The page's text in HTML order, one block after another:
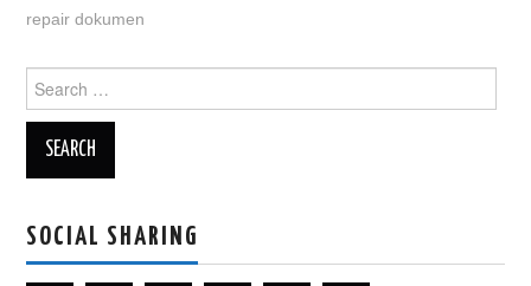
repair dokumen
for:
SOCIAL SHARING